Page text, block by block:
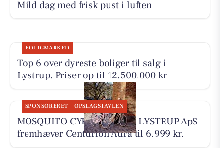
Mild dag med frisk pust i luften
BOLIGMARKED
Top 6 over dyreste boliger til salg i
Lystrup. Priser op til 12.500.000 kr
SPONSORERET OPSLAGSTAVLEN
MOSQUITO CYKELCENTER LYSTRUP ApS
fremhæver Centurion Aura til 6.999 kr.